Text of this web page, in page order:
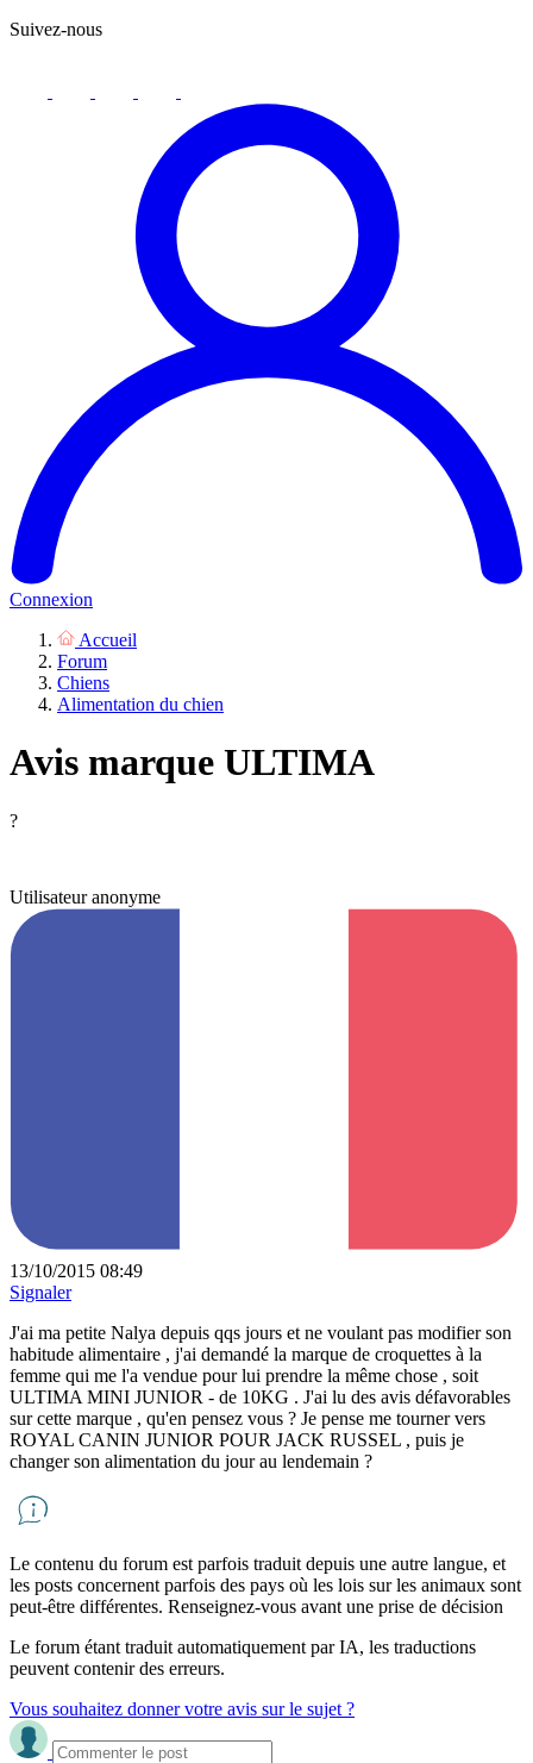
Suivez-nous
Connexion
Accueil
Forum
Chiens
Alimentation du chien
Avis marque ULTIMA
?
Utilisateur anonyme
13/10/2015 08:49
Signaler
J'ai ma petite Nalya depuis qqs jours et ne voulant pas modifier son
habitude alimentaire , j'ai demandé la marque de croquettes à la
femme qui me l'a vendue pour lui prendre la même chose , soit
ULTIMA MINI JUNIOR - de 10KG . J'ai lu des avis défavorables
sur cette marque , qu'en pensez vous ? Je pense me tourner vers
ROYAL CANIN JUNIOR POUR JACK RUSSEL , puis je
changer son alimentation du jour au lendemain ?
Le contenu du forum est parfois traduit depuis une autre langue, et
les posts concernent parfois des pays où les lois sur les animaux sont
peut-être différentes. Renseignez-vous avant une prise de décision
Le forum étant traduit automatiquement par IA, les traductions
peuvent contenir des erreurs.
Vous souhaitez donner votre avis sur le sujet ?